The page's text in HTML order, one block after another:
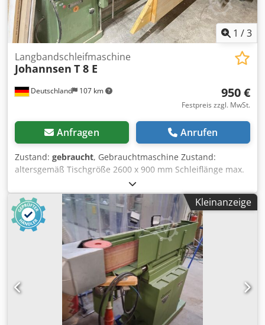
1 /3
Deutschland 107 km
Langbandschleifmaschine
Johannsen T 8 E
950 €
Festpreis zzgl. MwSt.
Anfragen Anrufen
Zustand: gebraucht, Gebrauchtmaschine Zustand:
altersgemäß Tischgröße 2600 x 900 mm Schleiflänge max.
nutzbar 2500 mm Bandlänge 7100 mm x 150 mm 1100 mm
Kröpfung rechts Motor 5,2 kW Versandmaße:
4300x1650x1800 mm gewicht: 620 kg Verfügbarkeit:
kurzfristig Standort: Flörsheim Dcjdpfx Ajw I U Hyeglok
Kleinanzeige